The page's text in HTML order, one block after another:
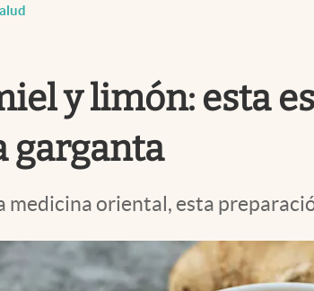
y limón: esta
garganta
medicina oriental, esta